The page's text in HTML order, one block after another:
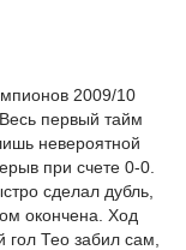
2009/10
первый тайм
невероятной
при счете 0-0.
сделал дубль,
окончена. Ход
Тео забил сам,